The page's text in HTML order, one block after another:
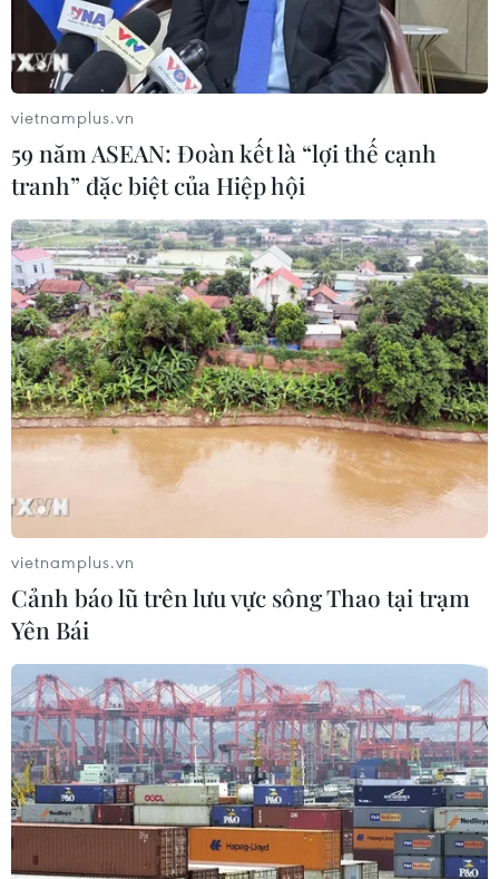
Nổ nhà máy pháo hoa tại miền Nam Ấn
Độ, ít nhất 8 người thiệt mạng
14/04/2025 01:08
Cảnh sát cho biết vụ việc xảy ra tại nhà máy sản xuất
pháo hoa ở bang Andhra Pradesh, miền Nam Ấn Độ,
khiến ít nhất 8 công nhân đã thiệt mạng và 7 người bị
vietnamplus.vn
59 năm ASEAN: Đoàn kết là “lợi thế cạnh
tranh” đặc biệt của Hiệp hội
vietnamplus.vn
Cảnh báo lũ trên lưu vực sông Thao tại trạm
Yên Bái